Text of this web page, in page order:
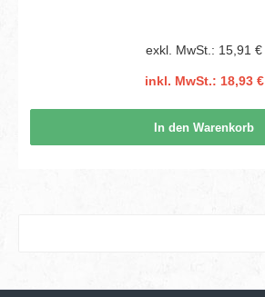
exkl. MwSt.: 15,91 €
inkl. MwSt.: 18,93 €
In den Warenkorb